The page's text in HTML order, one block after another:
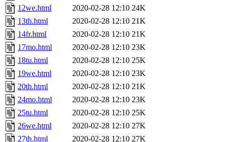
12we.html
2020-02-28 12:10 24K
13th.html
2020-02-28 12:10 21K
14fr.html
2020-02-28 12:10 21K
17mo.html
2020-02-28 12:10 23K
18tu.html
2020-02-28 12:10 25K
19we.html
2020-02-28 12:10 23K
20th.html
2020-02-28 12:10 21K
24mo.html
2020-02-28 12:10 23K
25tu.html
2020-02-28 12:10 25K
26we.html
2020-02-28 12:10 27K
27th.html
2020-02-28 12:10 27K